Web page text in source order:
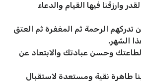
وارزقنا فيها القيام والدعاء
تدركهم الرحمة ثم المغفرة ثم العتق
الشهر.
لطاعتك وحسن عبادتك والابتعاد عن
طاهرة نقية ومستعدة لاستقبال